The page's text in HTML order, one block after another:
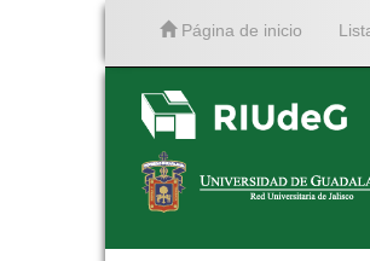
Página de inicio